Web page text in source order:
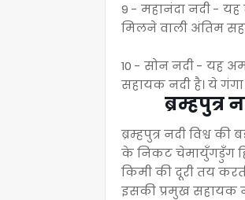
9 - महानंदा नदी - यह
मिलने वाली अंतिम
10 - सोन नदी - यह
सहायक नदी है। ये
ब्रम्हपुत्र
ब्रम्हपुत्र नदी विश्व
के निकट चेमायुँगडुँग
किमी की दूरी तय
इसकी प्रमुख सहायक